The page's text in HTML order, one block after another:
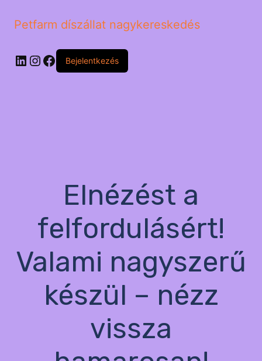
Petfarm díszállat nagykereskedés
LinkedIn
Instagram
Facebook
Bejelentkezés
Elnézést a
felfordulásért!
Valami nagyszerű
készül – nézz
vissza